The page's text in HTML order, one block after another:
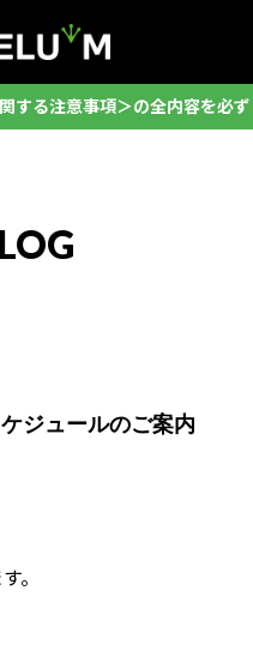
る注意事項＞の全内容を必ず
ジュールのご案内
。